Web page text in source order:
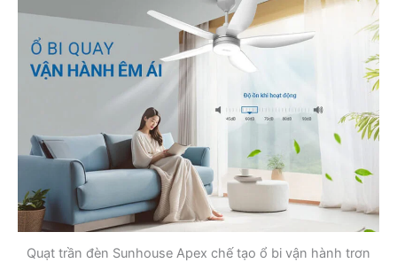
Quạt trần đèn Sunhouse Apex chế tạo ổ bi vận hành trơn